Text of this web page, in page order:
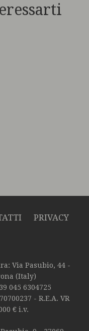
PRIVACY
Via Pasubio, 44 -
(Italy)
045 6304725
- R.E.A. VR
€ i.v.